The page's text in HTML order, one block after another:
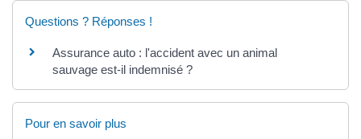
Questions ? Réponses !
Assurance auto : l'accident avec un animal
sauvage est-il indemnisé ?
Pour en savoir plus